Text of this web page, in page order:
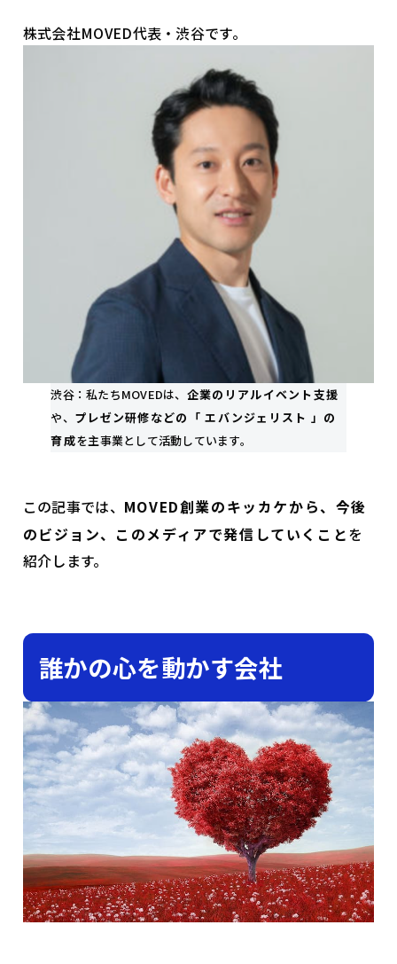
株式会社MOVED代表・渋谷です。
渋谷：私たちMOVEDは、 企業のリアルイベント支援
や、 プレゼン研修などの「 エバンジェリスト 」の
育成を主事業として活動しています。
この記事では、 MOVED創業のキッカケから、今後
のビジョン、このメディアで発信していくことを
紹介します。
誰かの心を動かす会社